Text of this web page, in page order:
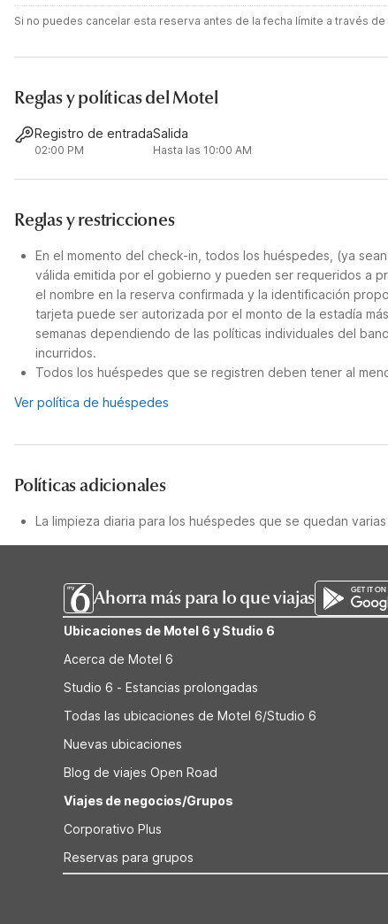
Si no puedes cancelar esta reserva antes de la fecha límite a través
Reglas y políticas del Motel
Registro de entrada
02:00 PM
Salida
Hasta las 10:00 AM
Reglas y restricciones
En el momento del check-in, todos los huéspedes, (ya
válida emitida por el gobierno y pueden ser requeridos a
el nombre en la reserva confirmada y la identificación
tarjeta puede ser autorizada por el monto de la estadía
semanas dependiendo de las políticas individuales del
incurridos.
Todos los huéspedes que se registren deben tener al
Ver política de huéspedes
Políticas adicionales
La limpieza diaria para los huéspedes que se quedan
Ahorra más para lo que viajas
Ubicaciones de Motel 6 y Studio 6
Acerca de Motel 6
Studio 6 - Estancias prolongadas
Todas las ubicaciones de Motel 6/Studio 6
Nuevas ubicaciones
Blog de viajes Open Road
Viajes de negocios/Grupos
Corporativo Plus
Reservas para grupos